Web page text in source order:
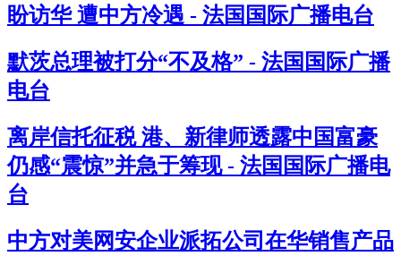
盼访华 遭中方冷遇 - 法国国际广播电台
默茨总理被打分“不及格” - 法国国际广播
电台
离岸信托征税 港、新律师透露中国富豪
仍感“震惊”并急于筹现 - 法国国际广播电
台
中方对美网安企业派拓公司在华销售产品